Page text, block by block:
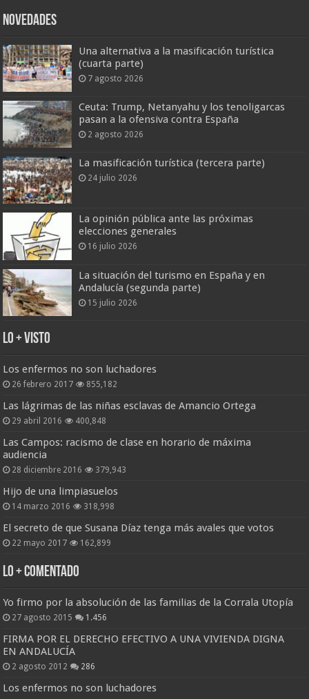
Novedades
Una alternativa a la masificación turística
(cuarta parte)
7 agosto 2026
Ceuta: Trump, Netanyahu y los tenoligarcas
pasan a la ofensiva contra España
2 agosto 2026
La masificación turística (tercera parte)
24 julio 2026
La opinión pública ante las próximas
elecciones generales
16 julio 2026
La situación del turismo en España y en
Andalucía (segunda parte)
15 julio 2026
Lo + Visto
Los enfermos no son luchadores
26 febrero 2017 855,182
Las lágrimas de las niñas esclavas de Amancio Ortega
29 abril 2016 400,848
Las Campos: racismo de clase en horario de máxima
audiencia
28 diciembre 2016 379,943
Hijo de una limpiasuelos
14 marzo 2016 318,998
El secreto de que Susana Díaz tenga más avales que votos
22 mayo 2017 162,899
Lo + Comentado
Yo firmo por la absolución de las familias de la Corrala Utopía
27 agosto 2015 1.456
FIRMA POR EL DERECHO EFECTIVO A UNA VIVIENDA DIGNA
EN ANDALUCÍA
2 agosto 2012 286
Los enfermos no son luchadores